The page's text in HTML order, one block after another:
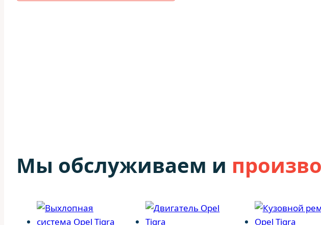
Мы обслуживаем и